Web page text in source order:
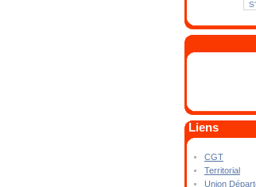
Liens
CGT
Territorial
Union